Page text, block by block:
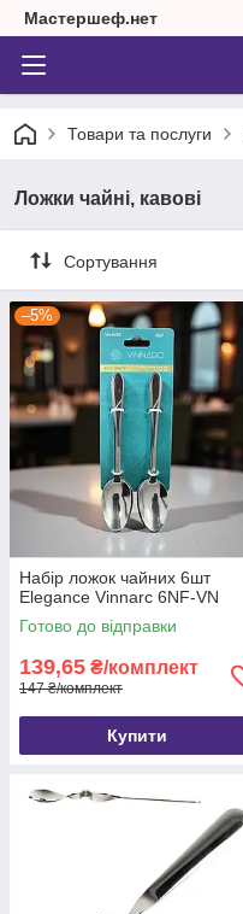
Мастершеф.нет
Товари та послуги
Ложки чайні, кавові
Сортування
–5%
Набір ложок чайних 6шт
Elegance Vinnarc 6NF-VN
Готово до відправки
139,65 ₴/комплект
147 ₴/комплект
Купити